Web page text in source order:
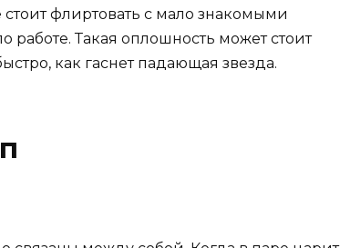
флиртовать с мало знакомыми
Такая оплошность может стоит
как гаснет падающая звезда.